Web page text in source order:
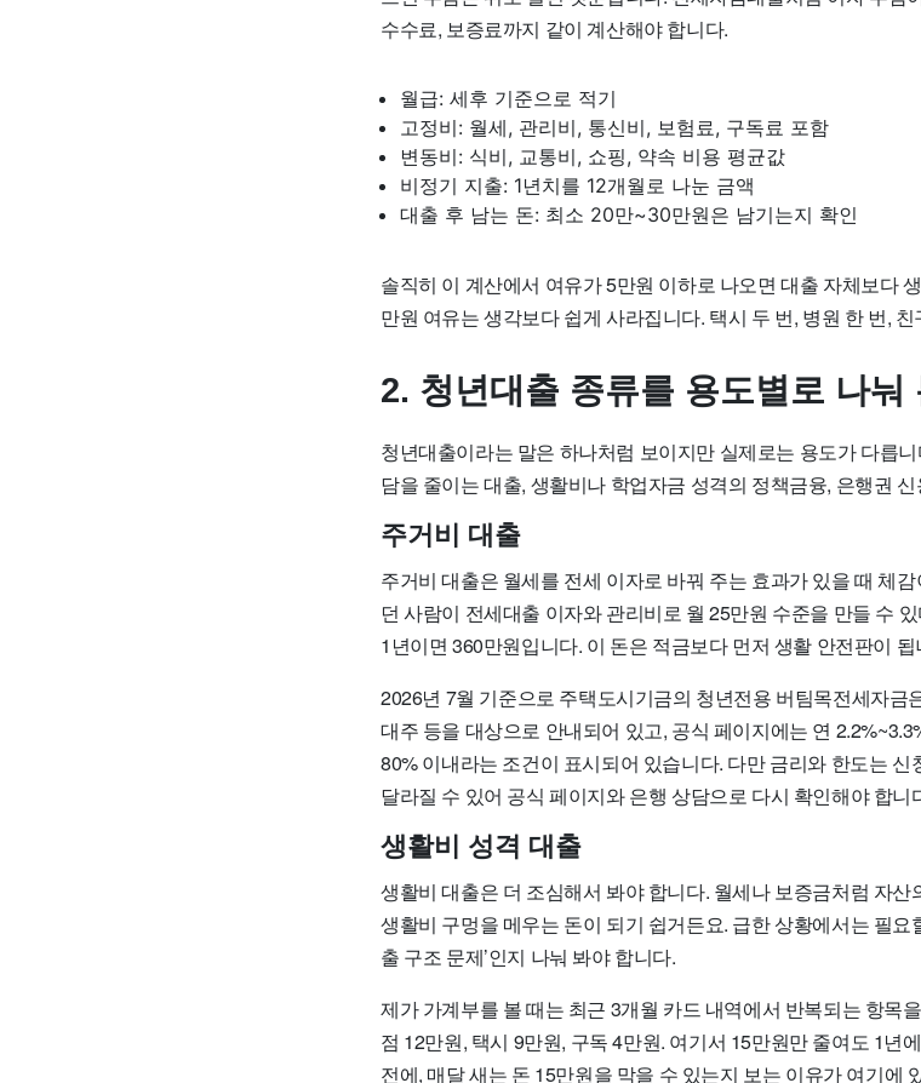
수수료, 보증료까지 같이 계산해야 합니다.
월급: 세후 기준으로 적기
고정비: 월세, 관리비, 통신비, 보험료, 구독료 포함
변동비: 식비, 교통비, 쇼핑, 약속 비용 평균값
비정기 지출: 1년치를 12개월로 나눈 금액
대출 후 남는 돈: 최소 20만~30만원은 남기는지 확인
솔직히 이 계산에서 여유가 5만원 이하로 나오면 대출 자체보다
만원 여유는 생각보다 쉽게 사라집니다. 택시 두 번, 병원 한 번,
2. 청년대출 종류를 용도별로 나눠
청년대출이라는 말은 하나처럼 보이지만 실제로는 용도가 다릅
담을 줄이는 대출, 생활비나 학업자금 성격의 정책금융, 은행권
주거비 대출
주거비 대출은 월세를 전세 이자로 바꿔 주는 효과가 있을 때 체
던 사람이 전세대출 이자와 관리비로 월 25만원 수준을 만들 수
1년이면 360만원입니다. 이 돈은 적금보다 먼저 생활 안전판이 됩
2026년 7월 기준으로 주택도시기금의 청년전용 버팀목전세자금
대주 등을 대상으로 안내되어 있고, 공식 페이지에는 연
80% 이내라는 조건이 표시되어 있습니다. 다만 금리와 한도는
달라질 수 있어 공식 페이지와 은행 상담으로 다시 확인해야 합니
생활비 성격 대출
생활비 대출은 더 조심해서 봐야 합니다. 월세나 보증금처럼 자
생활비 구멍을 메우는 돈이 되기 쉽거든요. 급한 상황에서는 필요
출 구조 문제’인지 나눠 봐야 합니다.
제가 가계부를 볼 때는 최근 3개월 카드 내역에서 반복되는 항목
점 12만원, 택시 9만원, 구독 4만원. 여기서 15만원만 줄여도 1년
전에, 매달 새는 돈 15만원을 막을 수 있는지 보는 이유가 여기에